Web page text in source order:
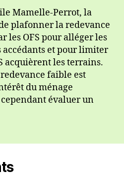
Mamelle-Perrot, la
plafonner la redevance
les OFS pour alléger les
accédants et pour limiter
acquièrent les terrains.
redevance faible est
du ménage
évaluer un